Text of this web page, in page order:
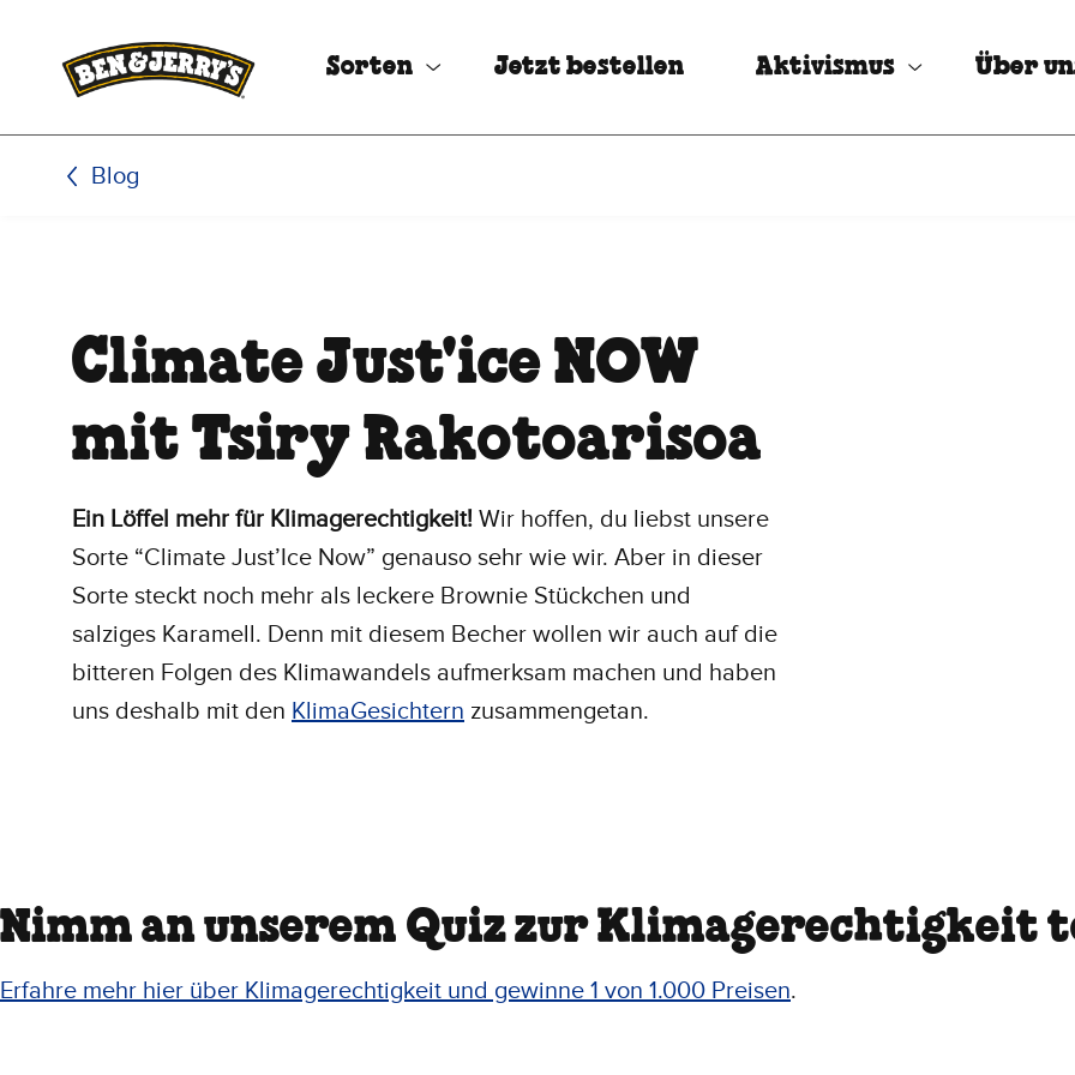
Sorten Jetzt bestellen Aktivismus Über
Blog
Climate Just'ice NOW
mit Tsiry Rakotoarisoa
Ein Löffel mehr für Klimagerechtigkeit! Wir hoffen, du liebst unsere
Sorte “Climate Just’Ice Now” genauso sehr wie wir. Aber in dieser
Sorte steckt noch mehr als leckere Brownie Stückchen und
salziges Karamell. Denn mit diesem Becher wollen wir auch auf die
bitteren Folgen des Klimawandels aufmerksam machen und haben
uns deshalb mit den KlimaGesichtern zusammengetan.
Nimm an unserem Quiz zur Klimagerechtigkeit
Erfahre mehr hier über Klimagerechtigkeit und gewinne 1 von 1.000 Preisen.